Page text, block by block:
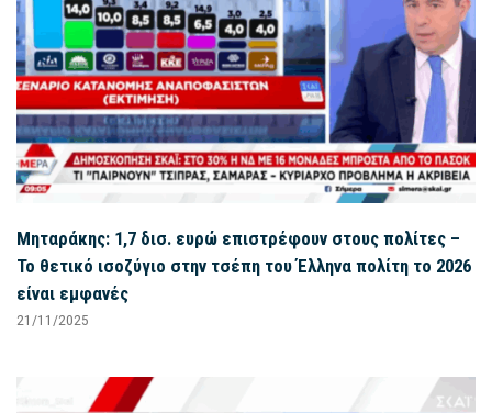
Μηταράκης: 1,7 δισ. ευρώ επιστρέφουν στους πολίτες –
Το θετικό ισοζύγιο στην τσέπη του Έλληνα πολίτη το 2026
είναι εμφανές
21/11/2025